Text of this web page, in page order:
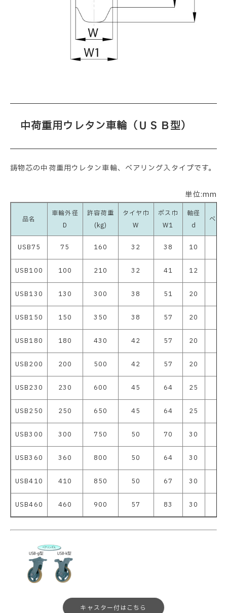
中荷重用ウレタン車輪（ＵＳＢ型）
鋳物芯の中荷重用ウレタン車輪、ベアリング入タイプです。
単位:mm
品名
車輪外径
D
許容荷重
(kg)
タイヤ巾
W
ボス巾
W1
軸径
d
ベア
USB75 75 160 32 38 10
USB100 100 210 32 41 12
USB130 130 300 38 51 20
USB150 150 350 38 57 20
USB180 180 430 42 57 20
USB200 200 500 42 57 20
USB230 230 600 45 64 25
USB250 250 650 45 64 25
USB300 300 750 50 70 30
USB360 360 800 50 64 30
USB410 410 850 50 67 30
USB460 460 900 57 83 30
キャスター付はこちら